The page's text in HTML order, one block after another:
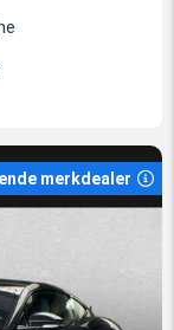
merkdealer